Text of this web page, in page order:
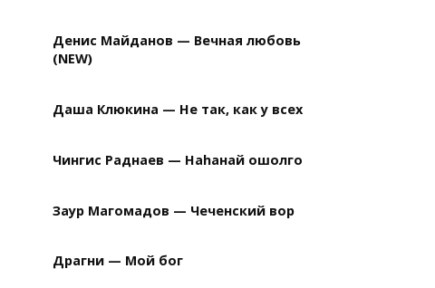
Денис Майданов — Вечная любовь
(NEW)
Даша Клюкина — Не так, как у всех
Чингис Раднаев — Наhанай ошолго
Заур Магомадов — Чеченский вор
Драгни — Мой бог